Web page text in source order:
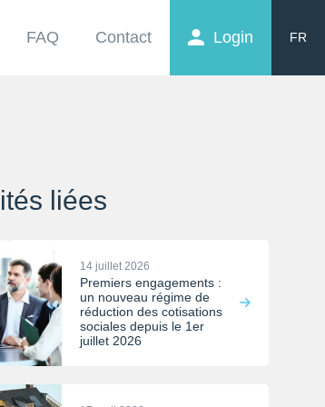
FAQ Contact Login
FR
liées
14 juillet 2026
Premiers engagements :
un nouveau régime de
réduction des cotisations
sociales depuis le 1er
juillet 2026